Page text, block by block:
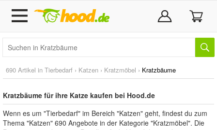
690 Artikel in Tierbedarf › Katzen › Kratzmöbel › Kratzbäume
Kratzbäume für ihre Katze kaufen bei Hood.de
Wenn es um "Tierbedarf" im Bereich "Katzen" geht, findest du zum
Thema "Katzen" 690 Angebote in der Kategorie "Kratzmöbel". Die